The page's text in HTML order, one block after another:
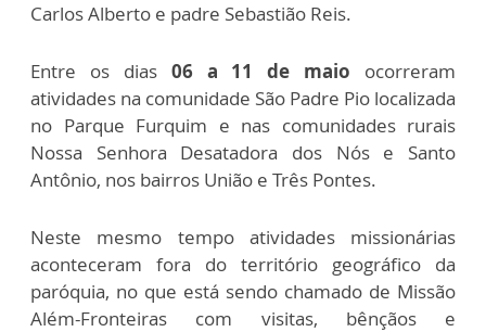
Carlos Alberto e padre Sebastião Reis.
Entre os dias 06 a 11 de maio ocorreram
atividades na comunidade São Padre Pio localizada
no Parque Furquim e nas comunidades rurais
Nossa Senhora Desatadora dos Nós e Santo
Antônio, nos bairros União e Três Pontes.
Neste mesmo tempo atividades missionárias
aconteceram fora do território geográfico da
paróquia, no que está sendo chamado de Missão
Além-Fronteiras com visitas, bênçãos e